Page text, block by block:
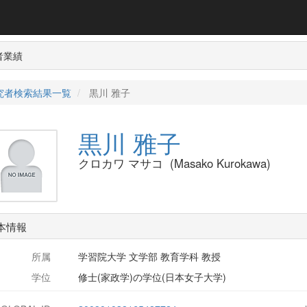
業績
者検索結果一覧 黒川 雅子
黒川 雅子
クロカワ マサコ (Masako Kurokawa)
情報
所属
学習院大学 文学部 教育学科 教授
学位
修士(家政学)の学位(日本女子大学)